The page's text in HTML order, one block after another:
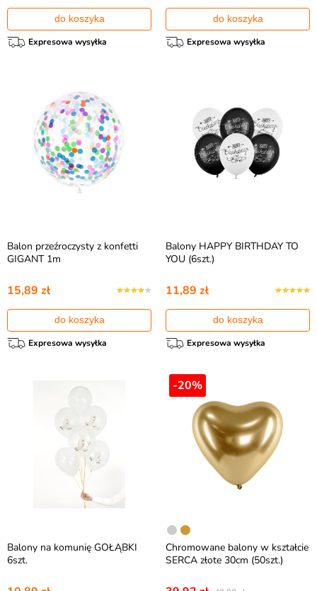
do koszyka
Expresowa wysyłka
do koszyka
Expresowa wysyłka
Balon przeźroczysty z konfetti
GIGANT 1m
15,89 zł
do koszyka
Expresowa wysyłka
Balony HAPPY BIRTHDAY TO
YOU (6szt.)
11,89 zł
do koszyka
Expresowa wysyłka
Balony na komunię GOŁĄBKI
6szt.
-20%
Chromowane balony w kształcie
SERCA złote 30cm (50szt.)